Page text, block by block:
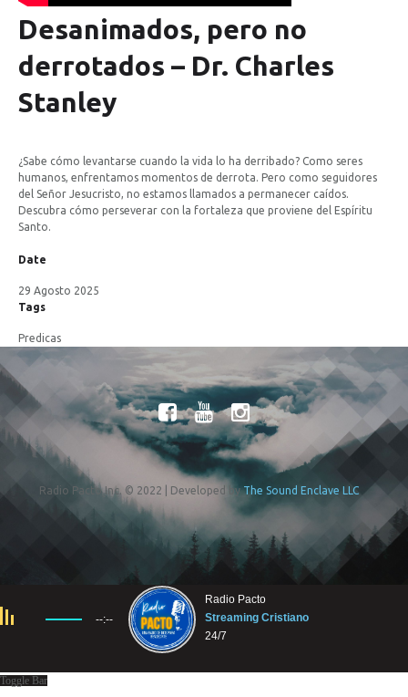
Desanimados, pero no
derrotados – Dr. Charles
Stanley
¿Sabe cómo levantarse cuando la vida lo ha derribado? Como seres
humanos, enfrentamos momentos de derrota. Pero como seguidores
del Señor Jesucristo, no estamos llamados a permanecer caídos.
Descubra cómo perseverar con la fortaleza que proviene del Espíritu
Santo.
Date
29 Agosto 2025
Tags
Predicas
Radio Pacto Inc. © 2022 | Developed byThe Sound Enclave LLC
--:--
Radio Pacto
Streaming Cristiano
24/7
Toggle Bar